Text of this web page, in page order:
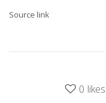
Source link
0 likes